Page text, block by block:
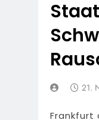
21.
Frankfurt